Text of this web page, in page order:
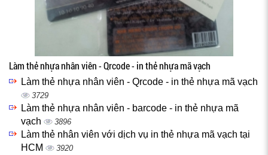
Làm thẻ nhựa nhân viên - Qrcode - in thẻ nhựa mã vạch
Làm thẻ nhựa nhân viên - Qrcode - in thẻ nhựa mã vạch
3729
Làm thẻ nhựa nhân viên - barcode - in thẻ nhựa mã
vạch
3896
Làm thẻ nhân viên với dịch vụ in thẻ nhựa mã vạch tại
HCM
3920